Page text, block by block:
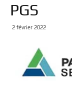
PGS
2 février 2022